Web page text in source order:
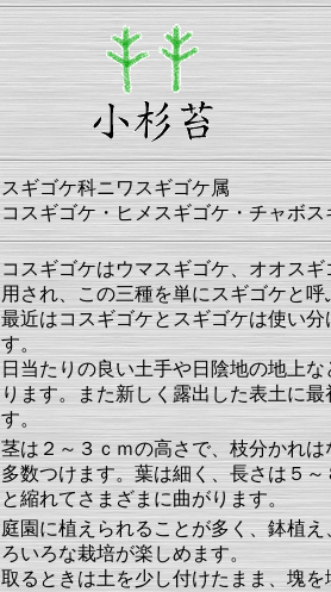
スギゴケ科ニワスギゴケ属
コスギゴケ・ヒメスギゴケ・チャボ
コスギゴケはウマスギゴケ、オオスギ
用され、この三種を単にスギゴケと呼
最近はコスギゴケとスギゴケは使い
す。
日当たりの良い土手や日陰地の地上
ります。また新しく露出した表土に
す。
茎は２～３ｃｍの高さで、枝分かれ
多数つけます。葉は細く、長さは５～
と縮れてさまざまに曲がります。
庭園に植えられることが多く、鉢植
ろいろな栽培が楽しめます。
取るときは土を少し付けたまま、塊